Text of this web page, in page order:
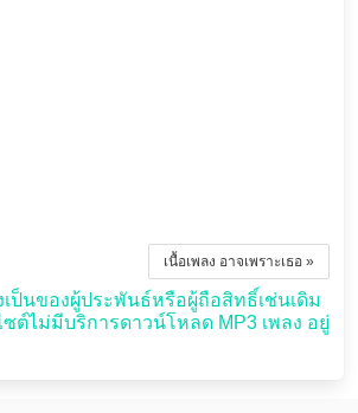
เนื้อเพลง อาจเพราะเธอ »
ป็นของผู้ประพันธ์หรือผู้ถือสิทธิ์เช่นเดิม
ต์ไม่มีบริการดาวน์โหลด MP3 เพลง อยู่